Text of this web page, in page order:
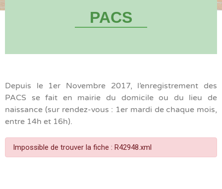
PACS
Depuis le 1er Novembre 2017, l’enregistrement des
PACS se fait en mairie du domicile ou du lieu de
naissance (sur rendez-vous : 1er mardi de chaque mois,
entre 14h et 16h).
Impossible de trouver la fiche : R42948.xml